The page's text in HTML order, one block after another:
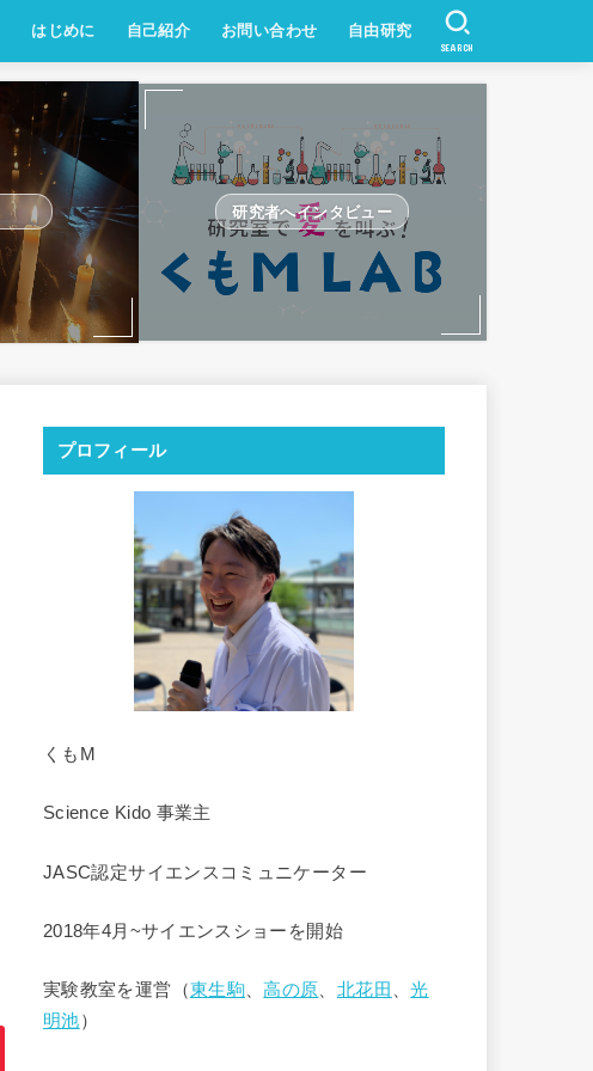
はじめに 自己紹介 お問い合わせ 自由研究
SEARCH
研究者へインタビュー
プロフィール
くもM
Science Kido 事業主
JASC認定サイエンスコミュニケーター
2018年4月~サイエンスショーを開始
実験教室を運営（東生駒 、高の原 北花田 、光
明池）